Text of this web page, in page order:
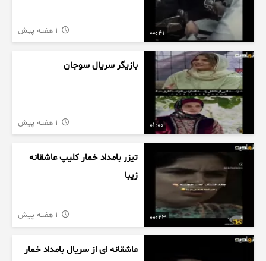
00:41
01:00
بازیگر سریال سوجان
00:23
تیزر بامداد خمار کلیپ عاشقانه
زیبا
عاشقانه ای از سریال بامداد خمار